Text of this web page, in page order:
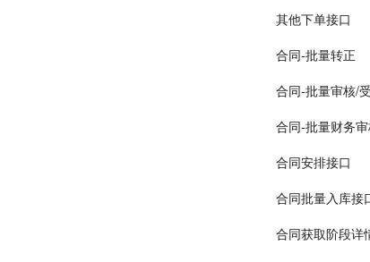
其他下单接口
合同-批量转正
合同-批量审核/
合同-批量财务
合同安排接口
合同批量入库接
合同获取阶段详